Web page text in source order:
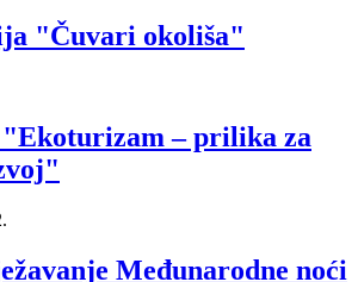
"Čuvari okoliša"
– prilika za
Međunarodne noći